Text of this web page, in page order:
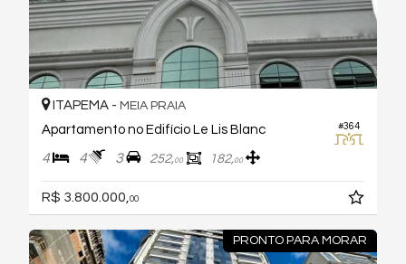
#364
ITAPEMA - MEIA PRAIA
Apartamento no Edifício Le Lis Blanc
4 4 3 252,00 182,00
R$ 3.800.000, 00
PRONTO PARA MORAR